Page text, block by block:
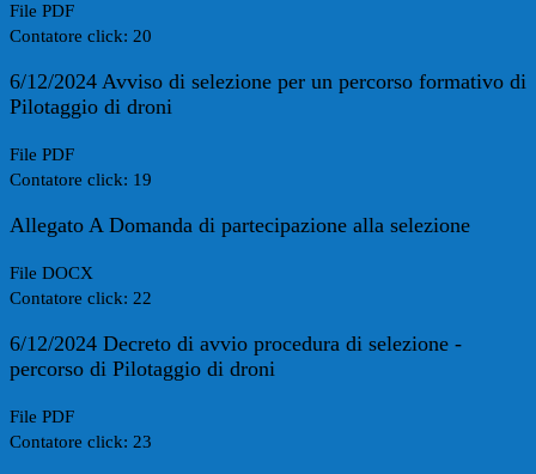
File PDF
Contatore click: 20
6/12/2024 Avviso di selezione per un percorso formativo di
Pilotaggio di droni
File PDF
Contatore click: 19
Allegato A Domanda di partecipazione alla selezione
File DOCX
Contatore click: 22
6/12/2024 Decreto di avvio procedura di selezione -
percorso di Pilotaggio di droni
File PDF
Contatore click: 23